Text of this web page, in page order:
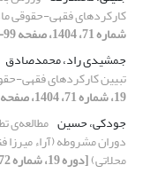
کارکردهای فقهی-حقوقی ماده ۱۵۸ قانون مجازات
شماره 71، 1404، صفحه 99-124]
جمشیدی راد، محمدصادق
تبیین کارکردهای فقهی-حقوقی ماده ۱۵۸
19، شماره 71، 1404، صفحه 99-124]
جودکی، حسین مطالعه‌ی
دوران مشروطه (آراء
محلاتی)[دوره 19، شماره 72، 1404، صفحه 269-292]